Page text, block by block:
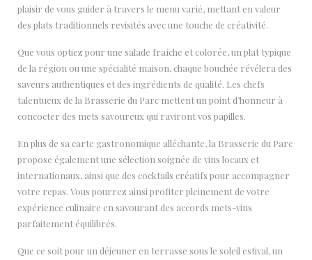
plaisir de vous guider à travers le menu varié, mettant en valeur
des plats traditionnels revisités avec une touche de créativité.
Que vous optiez pour une salade fraîche et colorée, un plat typique
de la région ou une spécialité maison, chaque bouchée révélera des
saveurs authentiques et des ingrédients de qualité. Les chefs
talentueux de la Brasserie du Parc mettent un point d’honneur à
concocter des mets savoureux qui raviront vos papilles.
En plus de sa carte gastronomique alléchante, la Brasserie du Parc
propose également une sélection soignée de vins locaux et
internationaux, ainsi que des cocktails créatifs pour accompagner
votre repas. Vous pourrez ainsi profiter pleinement de votre
expérience culinaire en savourant des accords mets-vins
parfaitement équilibrés.
Que ce soit pour un déjeuner en terrasse sous le soleil estival, un